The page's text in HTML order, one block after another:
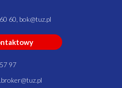
60, bok@tuz.pl
97